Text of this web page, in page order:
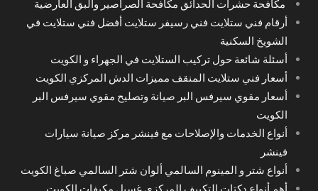
مكافحة حشرات الحدائق مكافحة الصراصير والبق العارضية
أرقام فني ستلايت فني رسيفر ستلايت أفضل فني ستلايت في
الشويخ السكنية
أسئلة شائعة حول تركيب الستلايت في الجهراء و الكويت
أسعار فني ستلايت المنقف مميزات الدش المركزي الكويت
أسعار مقوي سيرفس البر صيانة وتصليح مقوي سيرفس البر
الكويت
أنواع الخدمات والإصلاحات مع فينشر مركز صيانة سيارات
فينشر
أنواع شتر و المينوم السالمي ألوان شتر السالمي صباغ الكويت
أهم أنواع دكتات التكييف المركزي غسيل مكيفات الكويت